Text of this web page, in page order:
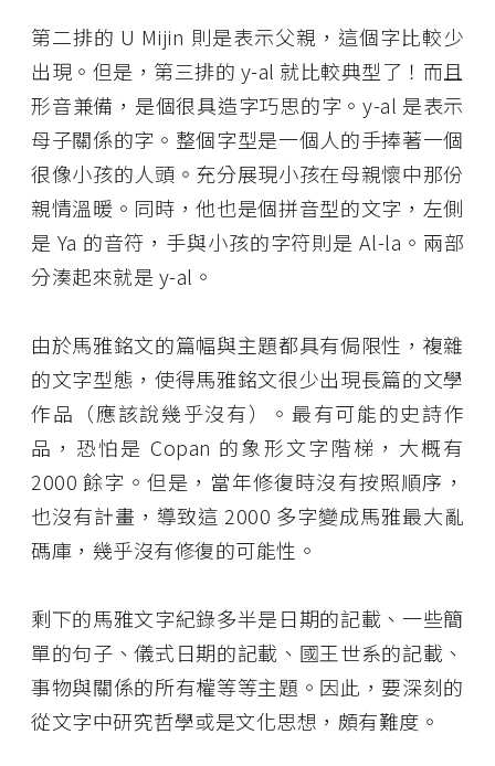
第二排的 U Mijin 則是表示父親，這個字比較少
出現。但是，第三排的 y-al 就比較典型了！而且
形音兼備，是個很具造字巧思的字。y-al 是表示
母子關係的字。整個字型是一個人的手捧著一個
很像小孩的人頭。充分展現小孩在母親懷中那份
親情溫暖。同時，他也是個拼音型的文字，左側
是 Ya 的音符，手與小孩的字符則是 Al-la。兩部
分湊起來就是 y-al。
由於馬雅銘文的篇幅與主題都具有侷限性，複雜
的文字型態，使得馬雅銘文很少出現長篇的文學
作品（應該說幾乎沒有）。最有可能的史詩作
品，恐怕是 Copan 的象形文字階梯，大概有
2000 餘字。但是，當年修復時沒有按照順序，
也沒有計畫，導致這 2000 多字變成馬雅最大亂
碼庫，幾乎沒有修復的可能性。
剩下的馬雅文字紀錄多半是日期的記載、一些簡
單的句子、儀式日期的記載、國王世系的記載、
事物與關係的所有權等等主題。因此，要深刻的
從文字中研究哲學或是文化思想，頗有難度。